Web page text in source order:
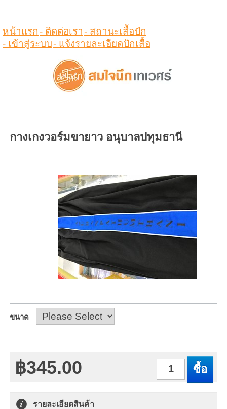
หน้าแรก- ติดต่อเรา- สถานะเสื้อปัก
- เข้าสู่ระบบ- แจ้งรายละเอียดปักเสื้อ
กางเกงวอร์มขายาว อนุบาลปทุมธานี
ขนาด
฿345.00
รายละเอียดสินค้า